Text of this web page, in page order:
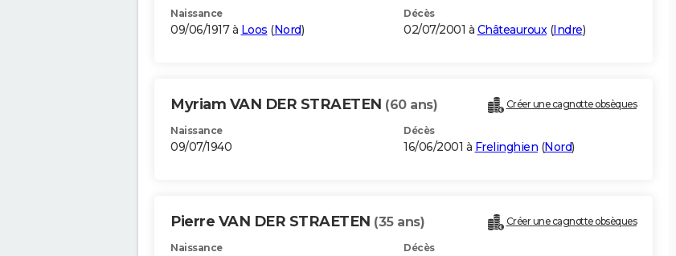
Naissance
09/06/1917 à Loos (Nord)
Décès
02/07/2001 à Châteauroux(Indre)
Myriam VAN DER STRAETEN (60 ans) Créer une cagnotte obsèques
Naissance
09/07/1940
Décès
16/06/2001 à Frelinghien (Nord)
Pierre VAN DER STRAETEN (35 ans) Créer une cagnotte obsèques
Naissance Décès